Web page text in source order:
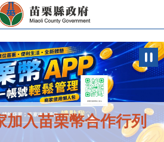
加入苗栗幣合作行列